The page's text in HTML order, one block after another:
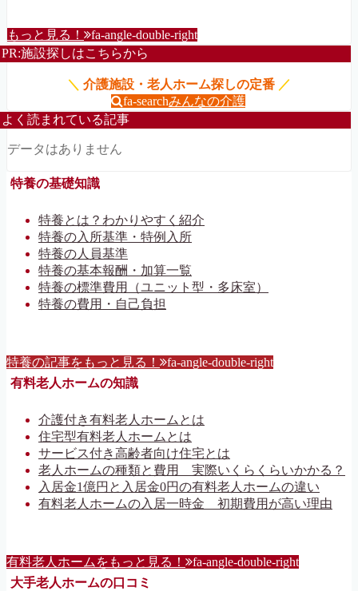
もっと見る！ fa-angle-double-right
PR:施設探しはこちらから
＼ 介護施設・老人ホーム探しの定番 ／
fa-searchみんなの介護
よく読まれている記事
データはありません
特養の基礎知識
特養とは？わかりやすく紹介
特養の入所基準・特例入所
特養の人員基準
特養の基本報酬・加算一覧
特養の標準費用（ユニット型・多床室）
特養の費用・自己負担
特養の記事をもっと見る！ fa-angle-double-right
有料老人ホームの知識
介護付き有料老人ホームとは
住宅型有料老人ホームとは
サービス付き高齢者向け住宅とは
老人ホームの種類と費用 実際いくらくらいかかる？
入居金1億円と入居金0円の有料老人ホームの違い
有料老人ホームの入居一時金 初期費用が高い理由
有料老人ホームをもっと見る！ fa-angle-double-right
大手老人ホームの口コミ